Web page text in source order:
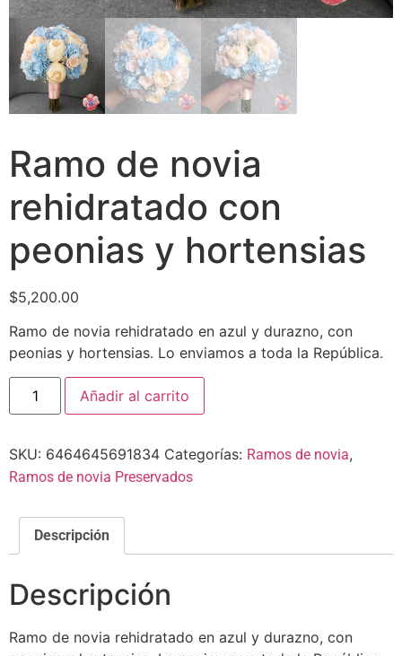
Ramo de novia
rehidratado con
peonias y hortensias
$5,200.00
Ramo de novia rehidratado en azul y durazno, con
peonias y hortensias. Lo enviamos a toda la República.
Añadir al carrito
SKU: 6464645691834 Categorías: Ramos de novia,
Ramos de novia Preservados
Descripción
Descripción
Ramo de novia rehidratado en azul y durazno, con